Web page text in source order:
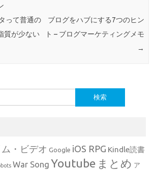
って普通の
質が少ない
ブログをハブにする7つのヒン
ト – ブログマーケティングメモ
→
・ビデオ Google iOS RPG Kindle読書
War Song Youtube まとめ ア